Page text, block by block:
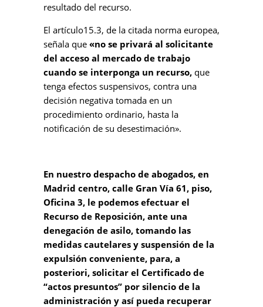
resultado del recurso.
El artículo15.3, de la citada norma europea,
señala que «no se privará al solicitante
del acceso al mercado de trabajo
cuando se interponga un recurso, que
tenga efectos suspensivos, contra una
decisión negativa tomada en un
procedimiento ordinario, hasta la
notificación de su desestimación».
En nuestro despacho de abogados, en
Madrid centro, calle Gran Vía 61, piso,
Oficina 3, le podemos efectuar el
Recurso de Reposición, ante una
denegación de asilo, tomando las
medidas cautelares y suspensión de la
expulsión conveniente, para, a
posteriori, solicitar el Certificado de
“actos presuntos” por silencio de la
administración y así pueda recuperar